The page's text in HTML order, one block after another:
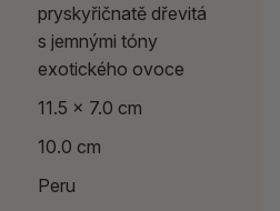
pryskyřičnatě dřevitá
s jemnými tóny
exotického ovoce
11.5 x 7.0 cm
10.0 cm
Peru